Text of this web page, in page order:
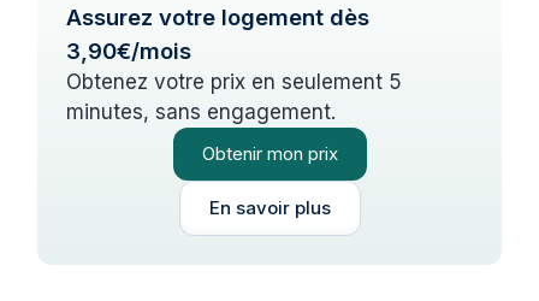
Assurez votre logement dès
3,90€/mois
Obtenez votre prix en seulement 5
minutes, sans engagement.
Obtenir mon prix
En savoir plus